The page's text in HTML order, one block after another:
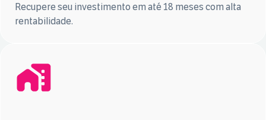
Recupere seu investimento em até 18 meses com alta
rentabilidade.